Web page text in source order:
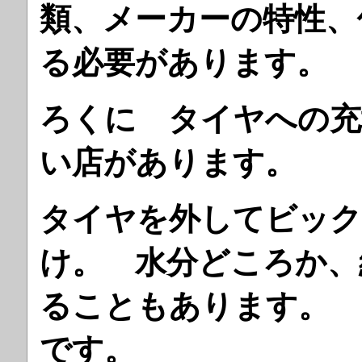
類、メーカーの特性
る必要があります。
ろくに タイヤへの
い店があります。
タイヤを外してビッ
け。 水分どころか、
ることもあります。
です。